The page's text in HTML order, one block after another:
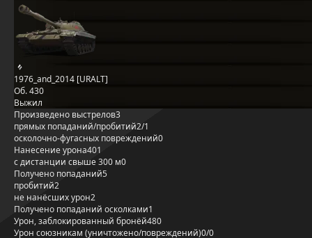
1976_and_2014 [URALT]
Об. 430
Выжил
Произведено выстрелов3
прямых попаданий/пробитий2/1
осколочно-фугасных повреждений0
Нанесение урона401
с дистанции свыше 300 м0
Получено попаданий5
пробитий2
не нанёсших урон2
Получено попаданий осколками1
Урон, заблокированный бронёй480
Урон союзникам (уничтожено/повреждений)0/0